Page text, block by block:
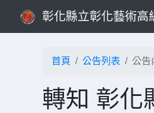
彰化縣立彰化藝術高
首頁 公告列表 公告
轉知 彰化